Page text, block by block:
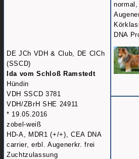
DE JCh VDH & Club, DE ClCh
(SSCD)
Ida vom Schloß Ramstedt
Hündin
VDH SSCD 3781
VDH/ZBrH SHE 24911
* 19.05.2016
zobel-weiß
HD-A, MDR1 (+/+), CEA DNA
carrier, erbl. Augenerkr. frei
Zuchtzulassung
DNA